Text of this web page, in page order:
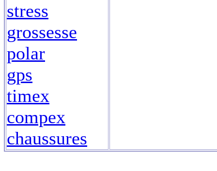
stress
grossesse
polar
gps
timex
compex
chaussures